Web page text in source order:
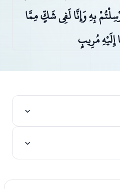
بِهِ وَإِنَّا لَفِي شَكٍّ مِمَّا
إِلَيْهِ مُرِيبٍ